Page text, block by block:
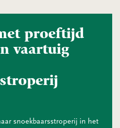
proeftijd
vaartuig
snoekbaarsstroperij in het